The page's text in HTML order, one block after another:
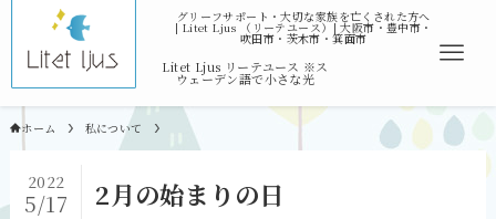
ホーム 私について
2月の始まりの日
2022
5/17